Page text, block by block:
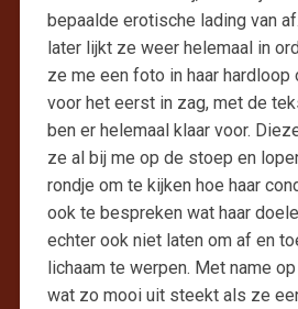
bepaalde erotische lading van
later lijkt ze weer helemaal in
ze me een foto in haar hardloop
voor het eerst in zag, met de
ben er helemaal klaar voor.
ze al bij me op de stoep en
rondje om te kijken hoe haar
ook te bespreken wat haar
echter ook niet laten om af en
lichaam te werpen. Met name
wat zo mooi uit steekt als ze